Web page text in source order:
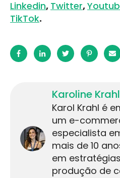
Linkedin, Twitter,
TikTok.
Karoline Krahl
Karol Krahl é
um e-
especialista
mais de 10
em
produção de